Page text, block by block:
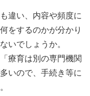
違い、内容や頻度に
をするのかが分かり
いでしょうか。
療育は別の専門機関
いので、手続き等に